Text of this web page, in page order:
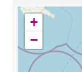
+
−